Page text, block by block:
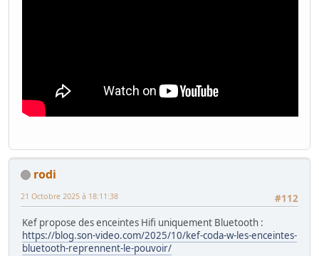
rodi
#112
21 Octobre 2025 à 18:11:38
Kef propose des enceintes Hifi uniquement Bluetooth :
https://blog.son-video.com/2025/10/kef-coda-w-les-enceintes-
bluetooth-reprennent-le-pouvoir/